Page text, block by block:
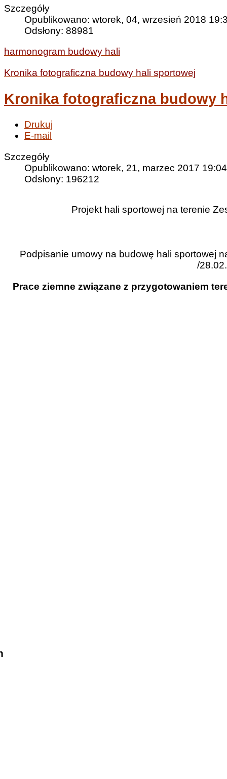
Szczegóły
Opublikowano: wtorek, 04, wrzesień 2018
Odsłony: 88981
harmonogram budowy hali
Kronika fotograficzna budowy hali sportowej
Kronika fotograficzna budowy
Drukuj
E-mail
Szczegóły
Opublikowano: wtorek, 21, marzec 2017 19:04
Odsłony: 196212
Projekt hali sportowej na terenie
Podpisanie umowy na budowę hali sportowej
/
Prace ziemne związane z przygotowaniem